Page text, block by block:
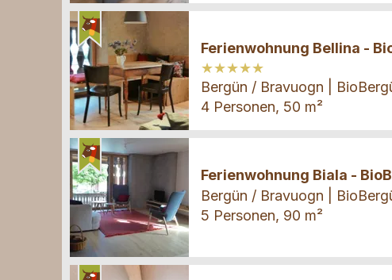
Ferienwohnung Bellina -
★★★★★
★★★★★
Bergün / Bravuogn |
4 Personen, 50 m²
Ferienwohnung Biala -
Bergün / Bravuogn |
5 Personen, 90 m²